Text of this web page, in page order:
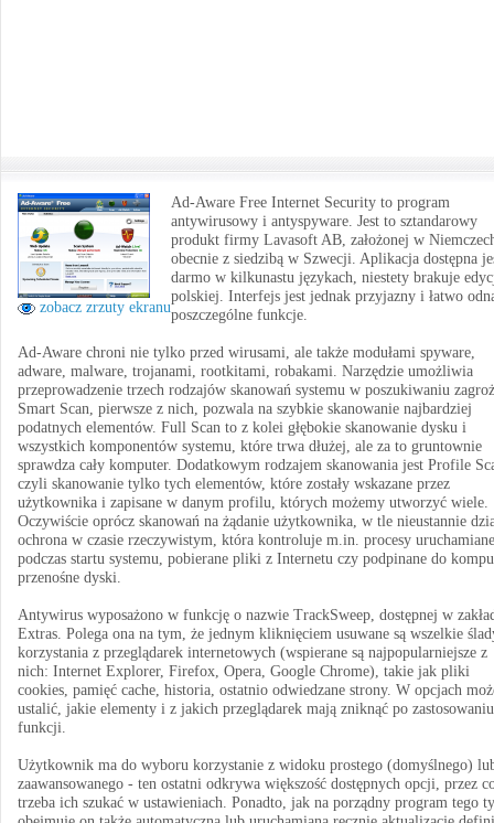
zobacz zrzuty ekranu
Ad-Aware Free Internet Security to program
antywirusowy i antyspyware. Jest to sztandarowy
produkt firmy Lavasoft AB, założonej w
obecnie z siedzibą w Szwecji. Aplikacja dostępna
darmo w kilkunastu językach, niestety brakuje
polskiej. Interfejs jest jednak przyjazny i łatwo
poszczególne funkcje.
Ad-Aware chroni nie tylko przed wirusami, ale także modułami spyware,
adware, malware, trojanami, rootkitami, robakami. Narzędzie umożliwia
przeprowadzenie trzech rodzajów skanowań systemu w poszukiwaniu
Smart Scan, pierwsze z nich, pozwala na szybkie skanowanie najbardziej
podatnych elementów. Full Scan to z kolei głębokie skanowanie dysku i
wszystkich komponentów systemu, które trwa dłużej, ale za to gruntownie
sprawdza cały komputer. Dodatkowym rodzajem skanowania jest Profile
czyli skanowanie tylko tych elementów, które zostały wskazane przez
użytkownika i zapisane w danym profilu, których możemy utworzyć wiele.
Oczywiście oprócz skanowań na żądanie użytkownika, w tle nieustannie
ochrona w czasie rzeczywistym, która kontroluje m.in. procesy uruchamiane
podczas startu systemu, pobierane pliki z Internetu czy podpinane do
przenośne dyski.
Antywirus wyposażono w funkcję o nazwie TrackSweep, dostępnej w
Extras. Polega ona na tym, że jednym kliknięciem usuwane są wszelkie
korzystania z przeglądarek internetowych (wspierane są najpopularniejsze z
nich: Internet Explorer, Firefox, Opera, Google Chrome), takie jak pliki
cookies, pamięć cache, historia, ostatnio odwiedzane strony. W opcjach
ustalić, jakie elementy i z jakich przeglądarek mają zniknąć po
funkcji.
Użytkownik ma do wyboru korzystanie z widoku prostego (domyślnego)
zaawansowanego - ten ostatni odkrywa większość dostępnych opcji, przez
trzeba ich szukać w ustawieniach. Ponadto, jak na porządny program tego